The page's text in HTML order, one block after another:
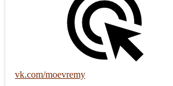
vk.com/moevremy